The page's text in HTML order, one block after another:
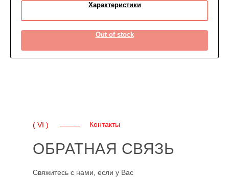
Характеристики
Out of stock
ОБРАТНАЯ СВЯЗЬ
Свяжитесь с нами, если у Вас
( VI ) Контакты